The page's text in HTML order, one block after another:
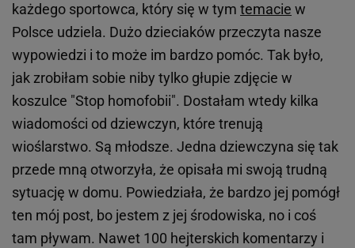
każdego sportowca, który się w tym temacie w
Polsce udziela. Dużo dzieciaków przeczyta nasze
wypowiedzi i to może im bardzo pomóc. Tak było,
jak zrobiłam sobie niby tylko głupie zdjęcie w
koszulce "Stop homofobii". Dostałam wtedy kilka
wiadomości od dziewczyn, które trenują
wioślarstwo. Są młodsze. Jedna dziewczyna się tak
przede mną otworzyła, że opisała mi swoją trudną
sytuację w domu. Powiedziała, że bardzo jej pomógł
ten mój post, bo jestem z jej środowiska, no i coś
tam pływam. Nawet 100 hejterskich komentarzy i